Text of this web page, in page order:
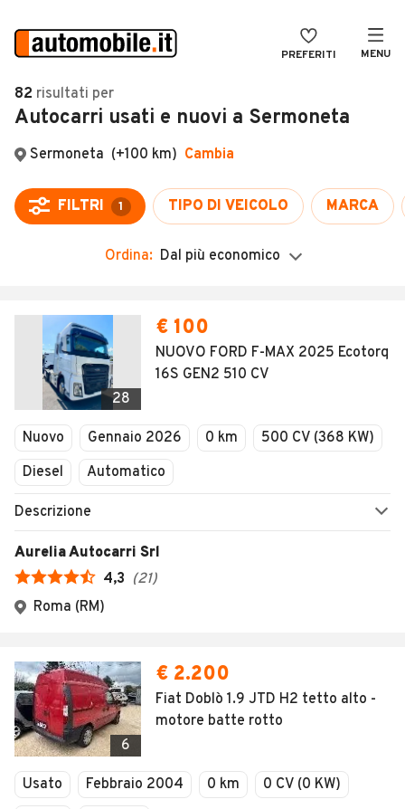
PREFERITI MENU
Auto
Auto usate
Auto Km 0
Auto Nuove
Noleggio a lungo termine
Moto
Camper
Veicoli Commerciali
Concessionari
VENDI
MAGAZINE
ACCEDI
82 risultati per
Autocarri usati e nuovi a Sermoneta
Ordina: Dal più economico
28
€ 100
NUOVO FORD F-MAX 2025 Ecotorq
16S GEN2 510 CV
Nuovo Gennaio 2026 0 km
500 CV (368 KW)
Diesel
Automatico
Descrizione
Aurelia Autocarri Srl
4,3 (21)
Roma (RM)
6
€ 2.200
Fiat Doblò 1.9 JTD H2 tetto alto -
motore batte rotto
Usato Febbraio 2004 0 km
0 CV (0 KW)